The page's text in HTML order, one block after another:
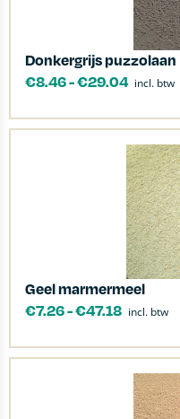
Donkergrijs puzzolaan
€8.46-€29.04 incl. btw
Geel marmermeel
€7.26-€47.18 incl. btw